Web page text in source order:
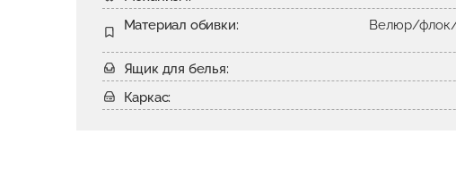
Материал обивки:
Велюр/
Ящик для белья:
Каркас: